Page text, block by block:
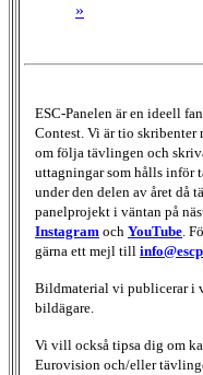
»
ESC-Panelen är en ideell
Contest. Vi är tio skribenter
om följa tävlingen och
uttagningar som hålls inför
under den delen av året då
panelprojekt i väntan på
Instagram och YouTube.
gärna ett mejl till
Bildmaterial vi publicerar i
bildägare.
Vi vill också tipsa dig om
Eurovision och/eller